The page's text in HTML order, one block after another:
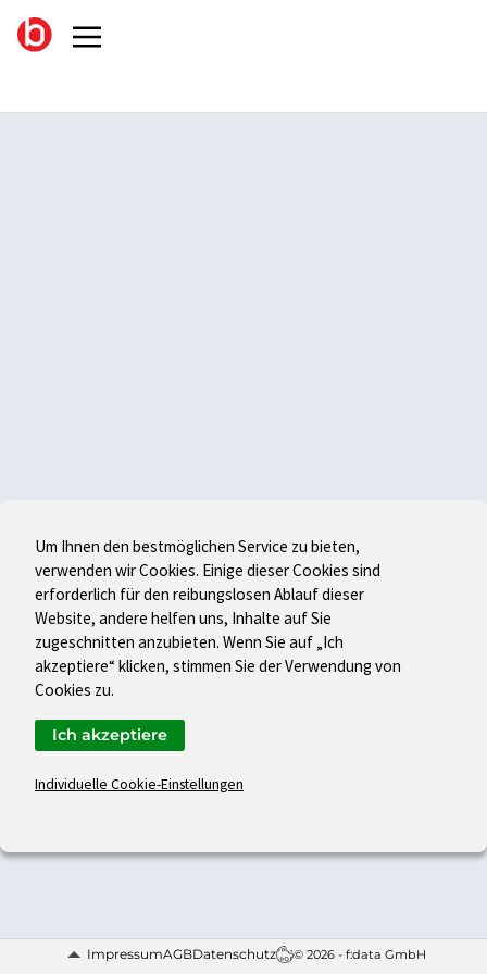
ImpressumAGBDatenschutz © 2026 - f:data GmbH
Um Ihnen den bestmöglichen Service zu bieten,
verwenden wir Cookies. Einige dieser Cookies sind
erforderlich für den reibungslosen Ablauf dieser
Website, andere helfen uns, Inhalte auf Sie
zugeschnitten anzubieten. Wenn Sie auf „Ich
akzeptiere“ klicken, stimmen Sie der Verwendung von
Cookies zu.
Individuelle Cookie-Einstellungen
Ich akzeptiere